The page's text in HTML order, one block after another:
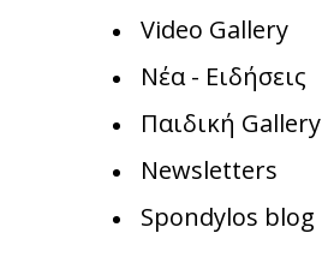
Video Gallery
Νέα - Ειδήσεις
Παιδική Gallery
Newsletters
Spondylos blog